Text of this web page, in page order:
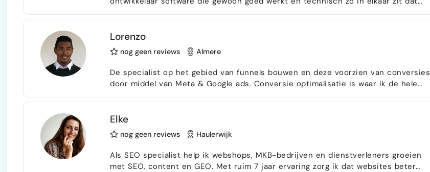
en C#. Door mijn twee informatica-opleidingen en de ervaring bij verschillende
be…
Lorenzo
nog geen reviews Almere
De specialist op het gebied van funnels bouwen en deze voorzien van conversies
door middel van Meta & Google ads. Conversie optimalisatie is waar ik de hele
landingspagina's maken en e-mail campagnes: 9/10 Kwalitatieve leads via
Facebook advertising: 9…
Elke
nog geen reviews Haulerwijk
Als SEO specialist help ik webshops, MKB-bedrijven en dienstverleners groeien
met SEO, content en GEO. Met ruim 7 jaar ervaring zorg ik dat websites beter